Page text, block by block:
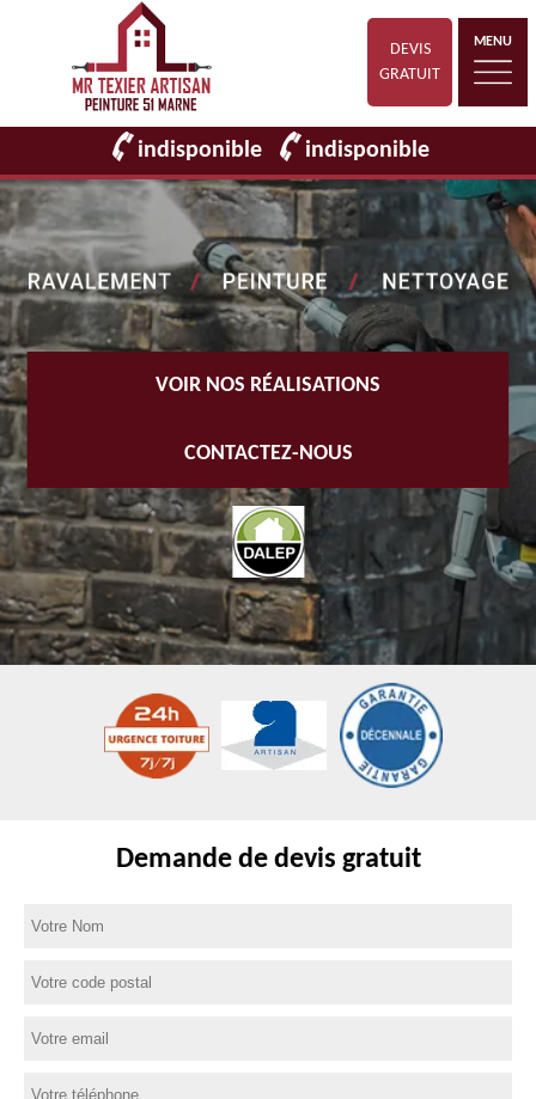
DEVIS
GRATUIT
MENU
indisponible indisponible
VOIR NOS RÉALISATIONS
CONTACTEZ-NOUS
Demande de devis gratuit